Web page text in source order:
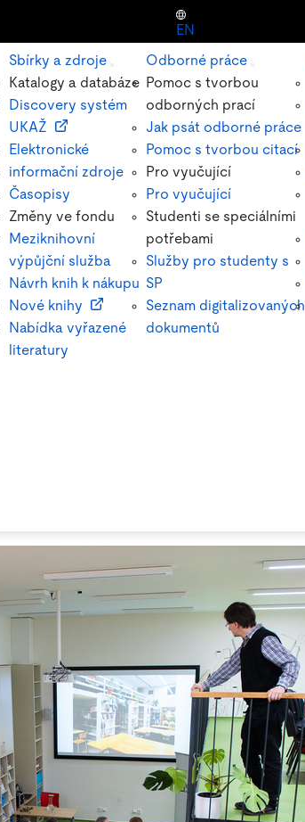
EN
Sbírky a zdroje
Katalogy a databáze
Discovery systém
UKAŽ
Elektronické
informační zdroje
Časopisy
Změny ve fondu
Meziknihovní
výpůjční služba
Návrh knih k nákupu
Nové knihy
Nabídka vyřazené
literatury
Odborné práce
Pomoc s tvorbou
odborných prací
Jak psát odborné práce
Pomoc s tvorbou citací
Pro vyučující
Pro vyučující
Studenti se speciálními
potřebami
Služby pro studenty s
SP
Seznam digitalizovaných
dokumentů